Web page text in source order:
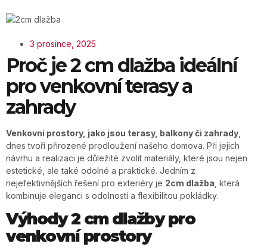
3 prosince, 2025
Proč je 2 cm dlažba ideální
pro venkovní terasy a
zahrady
Venkovní prostory, jako jsou terasy, balkony či zahrady
dnes tvoří přirozené prodloužení našeho domova. Při jejich
návrhu a realizaci je důležité zvolit materiály, které jsou nejen
estetické, ale také odolné a praktické. Jedním z
nejefektivnějších řešení pro exteriéry je 2cm dlažba , která
kombinuje eleganci s odolností a flexibilitou pokládky.
Výhody 2 cm dlažby pro
venkovní prostory